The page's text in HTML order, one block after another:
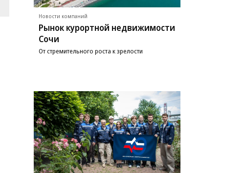
Новости компаний
Рынок курортной недвижимости
Сочи
От стремительного роста к зрелости